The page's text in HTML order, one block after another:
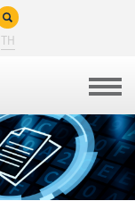
TH